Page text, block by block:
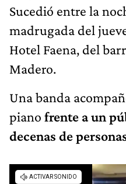
Sucedió entre la
madrugada del
Hotel Faena, del
Madero.
Una banda
piano frente a un
decenas de